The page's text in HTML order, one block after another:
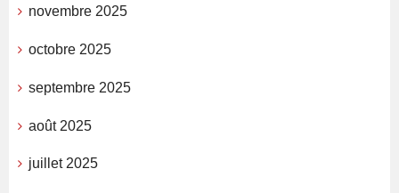
novembre 2025
octobre 2025
septembre 2025
août 2025
juillet 2025